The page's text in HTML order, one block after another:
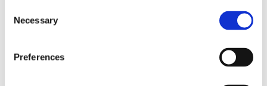
Selection
Necessary
Preferences
Trådtäthet (TC) är antalet trådar som vävs in, på
längden och på bredden, per kvadrattum i ett tyg.
Trådtäthet på 132 betyder att 132 trådar korsar